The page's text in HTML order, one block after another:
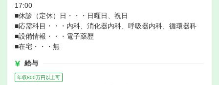
17:00
■休診（定休）日・・・日曜日、祝日
■応需科目・・・内科、消化器内科、呼吸器内科、循環器科
■設備情報・・・電子薬歴
■在宅・・・無
給与
年収800万円以上可